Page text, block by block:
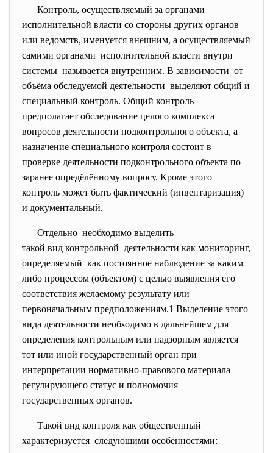
Контроль, осуществляемый за органами
исполнительной власти со стороны других органов
или ведомств, именуется внешним, а осуществляемый
самими органами исполнительной власти внутри
системы называется внутренним. В зависимости от
объёма обследуемой деятельности выделяют общий и
специальный контроль. Общий контроль
предполагает обследование целого комплекса
вопросов деятельности подконтрольного объекта, а
назначение специального контроля состоит в
проверке деятельности подконтрольного объекта по
заранее опредёлённому вопросу. Кроме этого
контроль может быть фактический (инвентаризация)
и документальный.
Отдельно необходимо выделить
такой вид контрольной деятельности как мониторинг,
определяемый как постоянное наблюдение за каким
либо процессом (объектом) с целью выявления его
соответствия желаемому результату или
первоначальным предположениям.1 Выделение этого
вида деятельности необходимо в дальнейшем для
определения контрольным или надзорным является
тот или иной государственный орган при
интерпретации нормативно-правового материала
регулирующего статус и полномочия
государственных органов.
Такой вид контроля как общественный
характеризуется следующими особенностями: